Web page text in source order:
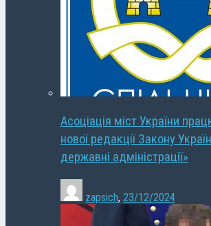
Асоціація міст України
нової редакції Закону
державні адміністрації»
zapsich, 23/12/2024